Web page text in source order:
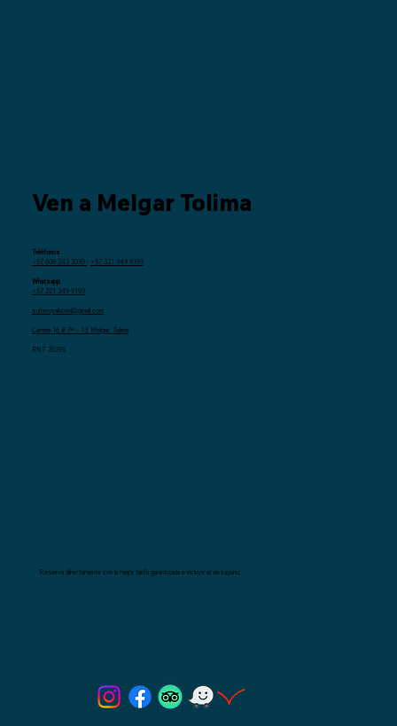
Ven a Melgar Tolima
Reserva directamente con la mejor tarifa garantizada e incluye el desayuno.
Teléfonos
+57 608 243 2039 - +57 321 349 9193
Whatsapp
+57 321 349 9193
suiteroyalhotel@gmail.com
Carrera 16 # 7ª – 13. Melgar, Tolima
RNT 35295